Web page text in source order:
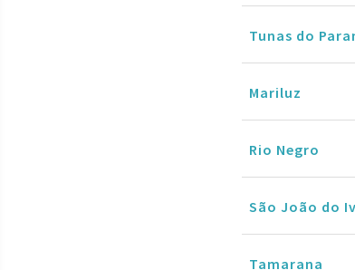
Tunas do
Mariluz
Rio Negro
São João do
Tamarana